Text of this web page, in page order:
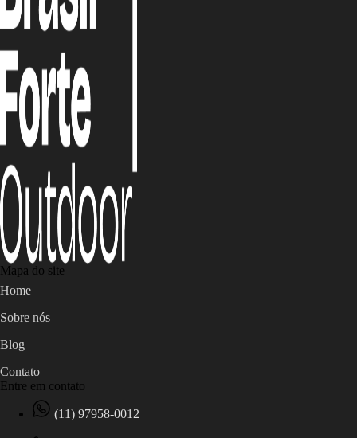
Mapa do site
Home
Sobre nós
Blog
Contato
Entre em contato
(11) 97958-0012